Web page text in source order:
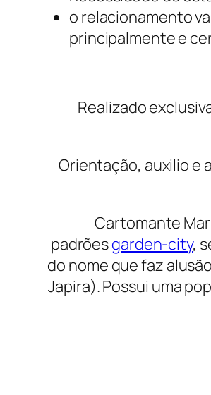
o relacionamento
principalmente e
Realizado
Orientação, auxilio e
Cartomante
padrõesgarden-city,
do nome que faz
Japira). Possui uma